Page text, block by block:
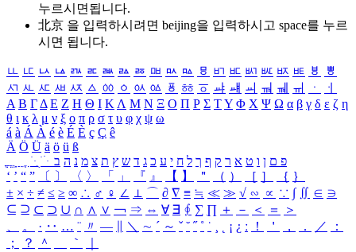
누르시면됩니다.
北京 을 입력하시려면 beijing을 입력하시고 space를 누르
시면 됩니다.
ㅥ ㅦ ㅧ ㅨ ㅩ ㅪ ㅫ ㅬ ㅭ ㅮ ㅯ ㅰ ㅱ ㅲ ㅳ ㅴ ㅵ ㅶ ㅷ ㅸ
ㅹ
ㅺ ㅻ ㅼ ㅽ ㅾ ㅿ ㆀ ㆁ ㆂ ㆃ ㆄ ㆅ ㆆ ㆇ ㆈ ㆉ ㆊ ㆋ ㆌ ㆍ
ㆎ
Α Β ΓΔ Ε Ζ Η Θ Ι ΚΛ Μ Ν Ξ Ο Π Ρ Σ ΤΥ Φ Χ Ψ Ω α β γ δ ε ζ η
θ ι κ λ μ ν ξ ο π ρ σ τ υ φ χ ψ ω
á à Á À é è É È ç Ç ê
Ä Ö Ü ä ö ü ß
ִֶֹ ֻּ ׁׂ פ ם ן ו ט א ר ק ף ך ל ח י ע כ ג ד ש ץ ת צ מ נ ה ב
‘ ’ “ ” 〔 〕 〈 〉 「 」 『 』 【 】 ＂ （ ） ［ ］ ｛ ｝
± × ÷ ≠ ≤ ≥ ∞ ∴ ♂ ♀ ∠ ⊥ ⌒ ∂ ∇ ≡ ≒ ≪ ≫ √ ∽ ∝ ∵ ∫ ∬ ∈ ∋
⊆ ⊇ ⊂ ⊃ ∪ ∩ ∧ ∨ ￢ ⇒ ⇔ ∀ ∃ ∮ ∑ ∏ ＋ － ＜ ＝
＞
、
。 · ‥ … ¨ 〃 ― ＼ ∼ ´ ～ ˇ ˘ ˝ ˚ ˙ ¸ ¡ ¿ ː ！ ＇ ， ． ／
：
；
？ ＾ ｀